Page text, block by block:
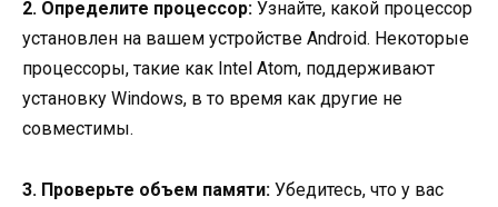
2. Определите процессор: Узнайте, какой процессор
установлен на вашем устройстве Android. Некоторые
процессоры, такие как Intel Atom, поддерживают
установку Windows, в то время как другие не
совместимы.
3. Проверьте объем памяти: Убедитесь, что у вас